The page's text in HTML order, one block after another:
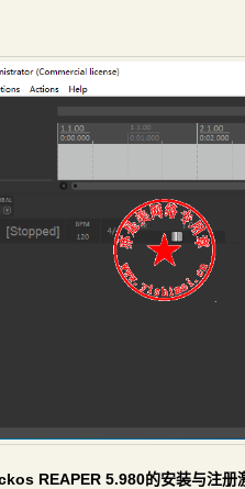
REAPER 5.980的安装与注册